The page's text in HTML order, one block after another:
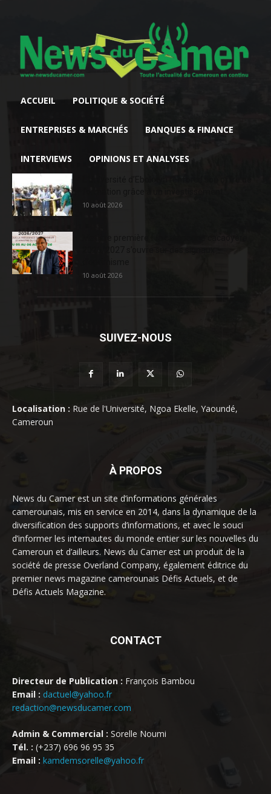
ACCUEIL POLITIQUE & SOCIÉTÉ
ENTREPRISES & MARCHÉS BANQUES & FINANCE
INTERVIEWS OPINIONS ET ANALYSES
10 août 2026
10 août 2026
SUIVEZ-NOUS
Localisation : Rue de l'Université, Ngoa Ekelle, Yaoundé,
Cameroun
À PROPOS
News du Camer est un site d’informations générales
camerounais, mis en service en 2014, dans la dynamique de la
diversification des supports d’informations, et avec le souci
d’informer les internautes du monde entier sur les nouvelles du
Cameroun et d’ailleurs. News du Camer est un produit de la
société de presse Overland Company, également éditrice du
premier news magazine camerounais Défis Actuels, et de
Défis Actuels Magazine.
CONTACT
Directeur de Publication : François Bambou
Email : dactuel@yahoo.fr
redaction@newsducamer.com
Admin & Commercial : Sorelle Noumi
Tél. : (+237) 696 96 95 35
Email : kamdemsorelle@yahoo.fr